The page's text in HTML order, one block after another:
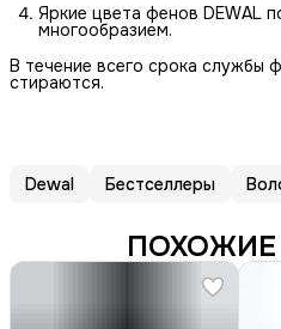
Яркие цвета фенов DEWAL
многообразием.
В течение всего срока службы
стираются.
Dewal Бестселлеры